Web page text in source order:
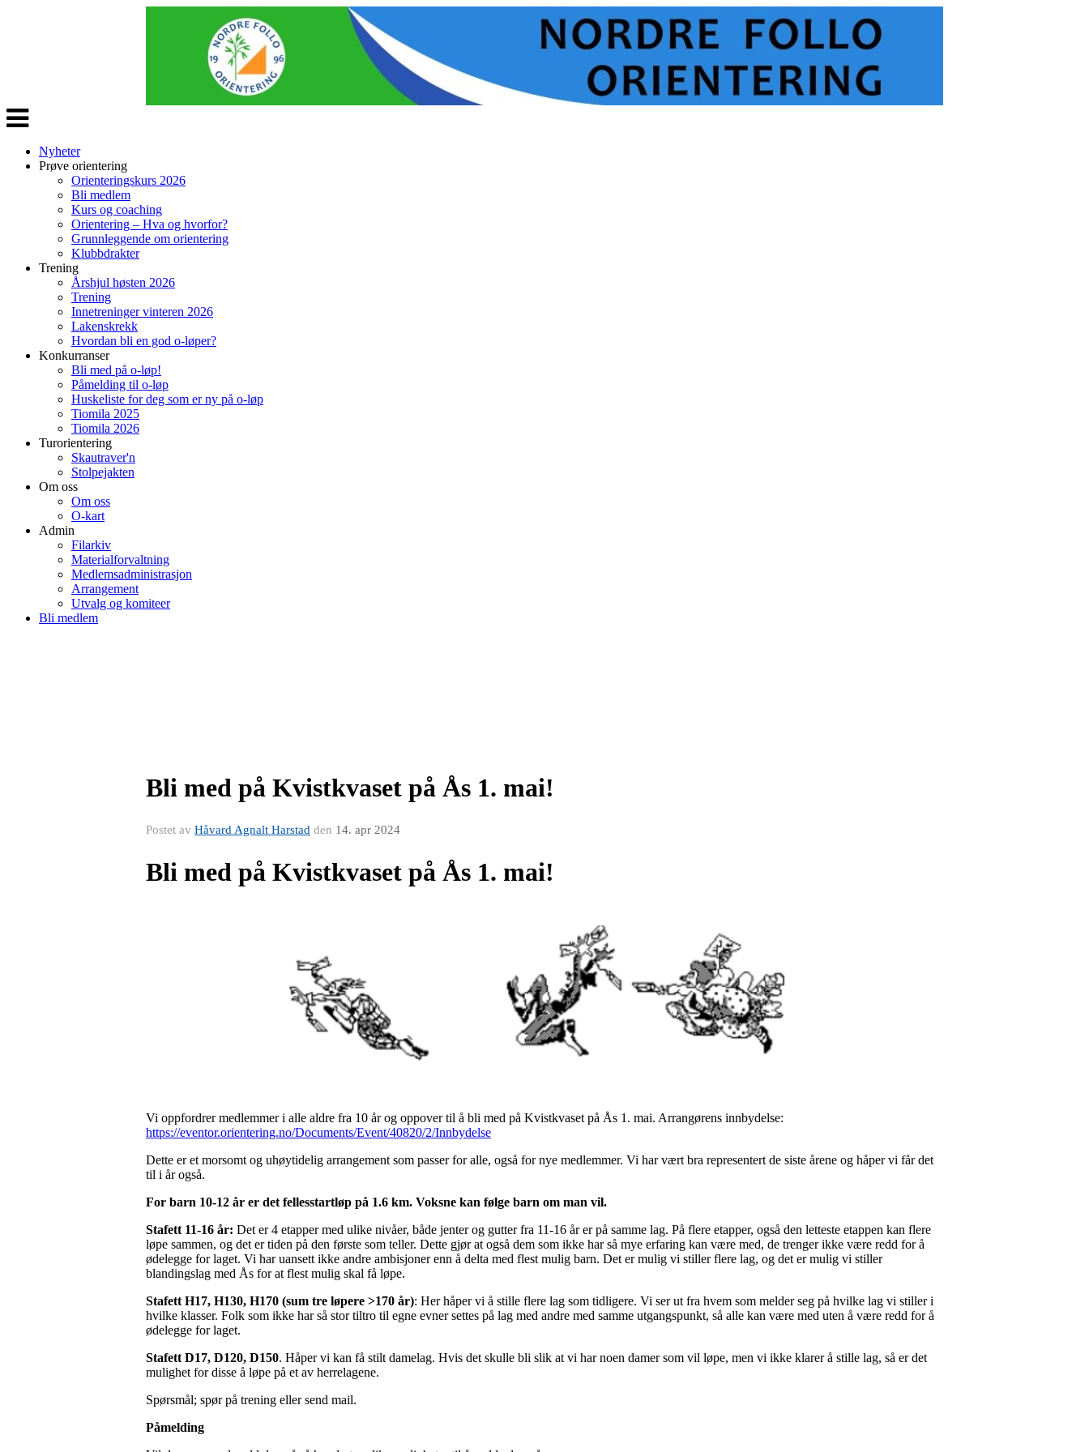
Veksle
navigasjon
Nyheter
Prøve orientering
Orienteringskurs 2026
Bli medlem
Kurs og coaching
Orientering – Hva og hvorfor?
Grunnleggende om orientering
Klubbdrakter
Trening
Årshjul høsten 2026
Trening
Innetreninger vinteren 2026
Lakenskrekk
Hvordan bli en god o-løper?
Konkurranser
Bli med på o-løp!
Påmelding til o-løp
Huskeliste for deg som er ny på o-løp
Tiomila 2025
Tiomila 2026
Turorientering
Skautraver'n
Stolpejakten
Om oss
Om oss
O-kart
Admin
Filarkiv
Materialforvaltning
Medlemsadministrasjon
Arrangement
Utvalg og komiteer
Bli medlem
Bli med på Kvistkvaset på Ås 1. mai!
Postet av Håvard Agnalt Harstad den 14. apr 2024
Bli med på Kvistkvaset på Ås 1. mai!
Vi oppfordrer medlemmer i alle aldre fra 10 år og oppover til å bli med på Kvistkvaset på Ås 1. mai. Arrangørens innbydelse:
https://eventor.orientering.no/Documents/Event/40820/2/Innbydelse
Dette er et morsomt og uhøytidelig arrangement som passer for alle, også for nye medlemmer. Vi har vært bra representert de siste årene og håper vi får det
til i år også.
For barn 10-12 år er det fellesstartløp på 1.6 km. Voksne kan følge barn om man vil.
Stafett 11-16 år: Det er 4 etapper med ulike nivåer, både jenter og gutter fra 11-16 år er på samme lag. På flere etapper, også den letteste etappen kan flere
løpe sammen, og det er tiden på den første som teller. Dette gjør at også dem som ikke har så mye erfaring kan være med, de trenger ikke være redd for å
ødelegge for laget. Vi har uansett ikke andre ambisjoner enn å delta med flest mulig barn. Det er mulig vi stiller flere lag, og det er mulig vi stiller
blandingslag med Ås for at flest mulig skal få løpe.
Stafett H17, H130, H170 (sum tre løpere >170 år): Her håper vi å stille flere lag som tidligere. Vi ser ut fra hvem som melder seg på hvilke lag vi stiller i
hvilke klasser. Folk som ikke har så stor tiltro til egne evner settes på lag med andre med samme utgangspunkt, så alle kan være med uten å være redd for å
ødelegge for laget.
Stafett D17, D120, D150. Håper vi kan få stilt damelag. Hvis det skulle bli slik at vi har noen damer som vil løpe, men vi ikke klarer å stille lag, så er det
mulighet for disse å løpe på et av herrelagene.
Spørsmål; spør på trening eller send mail.
Påmelding